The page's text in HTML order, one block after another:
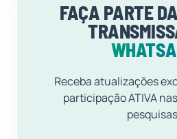
FAÇA PARTE
Receba atualizações
participação ATIVA